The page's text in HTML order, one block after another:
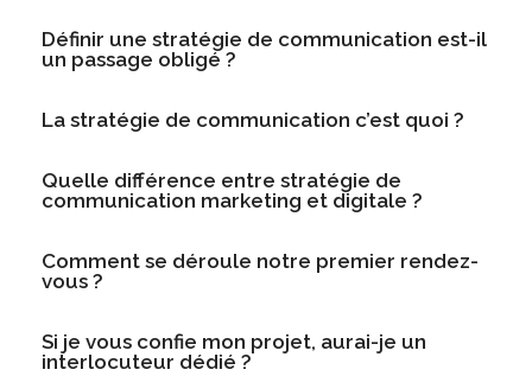
Définir une stratégie de communication est-il
un passage obligé ?
La stratégie de communication c’est quoi ?
Quelle différence entre stratégie de
communication marketing et digitale ?
Comment se déroule notre premier rendez-
vous ?
Si je vous confie mon projet, aurai-je un
interlocuteur dédié ?